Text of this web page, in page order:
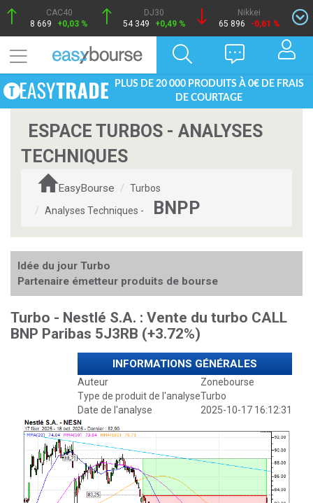
CAC40
8 669
+0,03 %
DJ30
54 349
+0,49 %
Nikkei
65 896
-0,61 %
PLUS DE 20 000 PRODUITS À 0€ DE FRAIS
DE COURTAGE
ESPACE TURBOS - ANALYSES
TECHNIQUES
EasyBourse
Turbos
Analyses Techniques -
BNPP
Idée du jour Turbo
Partenaire émetteur produits de bourse
Turbo - Nestlé S.A. : Vente du turbo CALL
BNP Paribas 5J3RB (+3.72%)
INFORMATIONS GÉNÉRALES
Auteur
Zonebourse
Type de produit de l'analyseTurbo
Date de l'analyse
2025-10-17 16:12:31